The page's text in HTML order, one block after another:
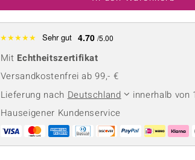
★★★★★ Sehr gut 4.70 /5.00
Mit Echtheitszertifikat
Versandkostenfrei ab 99,- €
Lieferung nach Deutschland
innerhalb von
Hauseigener Kundenservice